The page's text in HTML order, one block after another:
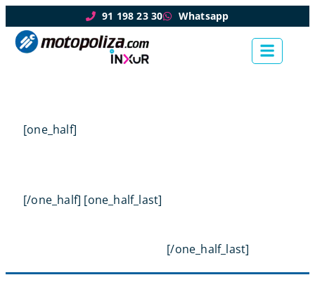
91 198 23 30 Whatsapp
[one_half]
[/one_half] [one_half_last]
[/one_half_last]